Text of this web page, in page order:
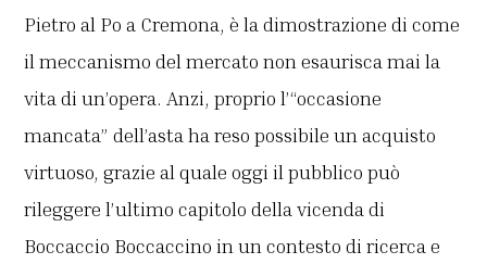
Pietro al Po a Cremona, è la dimostrazione di come
il meccanismo del mercato non esaurisca mai la
vita di un’opera. Anzi, proprio l’“occasione
mancata” dell’asta ha reso possibile un acquisto
virtuoso, grazie al quale oggi il pubblico può
rileggere l’ultimo capitolo della vicenda di
Boccaccio Boccaccino in un contesto di ricerca e